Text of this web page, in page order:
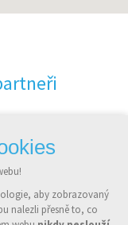
aby zobrazovaný
nalezli přesně to, co